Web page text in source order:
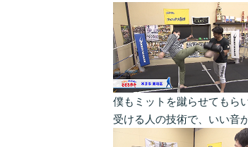
僕もミットを蹴らせてもら
受ける人の技術で、いい音